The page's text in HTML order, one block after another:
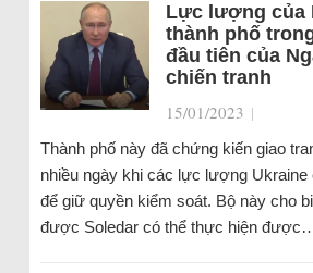
Lực lượng của
thành phố
đầu tiên của
chiến tranh
15/01/2023 |
Thành phố này đã chứng kiến giao
nhiều ngày khi các lực lượng Ukraine
để giữ quyền kiểm soát. Bộ này cho
được Soledar có thể thực hiện